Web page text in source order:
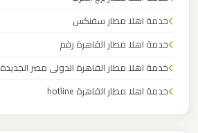
خدمة اهلا مطار سفنكس
خدمة اهلا مطار القاهرة رقم
خدمة اهلا مطار القاهرة الدولى مصر الجديدة
خدمة اهلا مطار القاهرة hotline
خدمة اهلا مصر
ليموزين
العلمين
ليموزين
مطار
العالمين